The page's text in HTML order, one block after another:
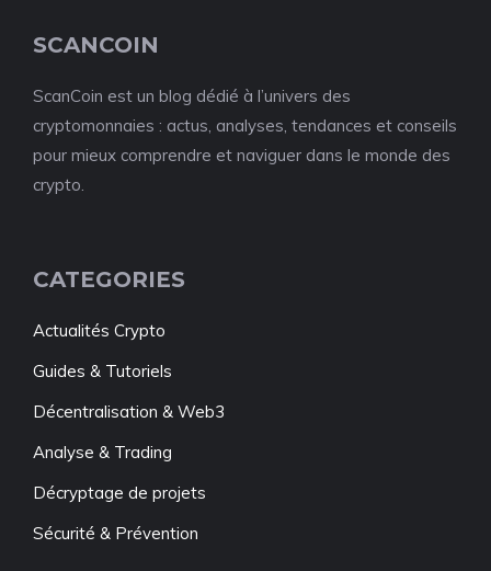
SCANCOIN
ScanCoin est un blog dédié à l’univers des
cryptomonnaies : actus, analyses, tendances et conseils
pour mieux comprendre et naviguer dans le monde des
crypto.
CATEGORIES
Actualités Crypto
Guides & Tutoriels
Décentralisation & Web3
Analyse & Trading
Décryptage de projets
Sécurité & Prévention